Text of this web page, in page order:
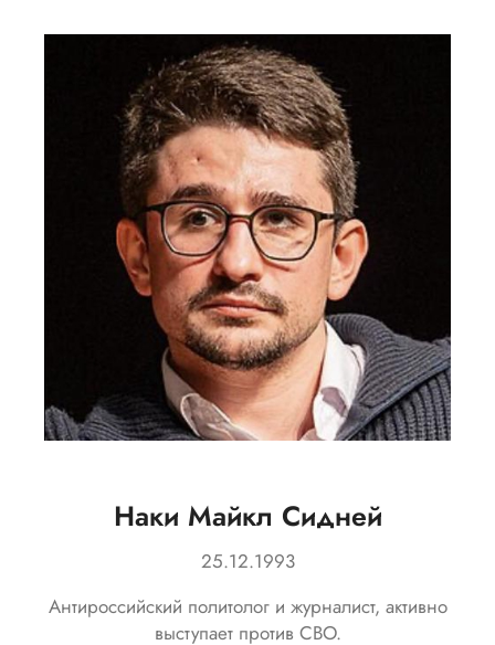
Наки Майкл Сидней
25.12.1993
Антироссийский политолог и журналист, активно
выступает против СВО.